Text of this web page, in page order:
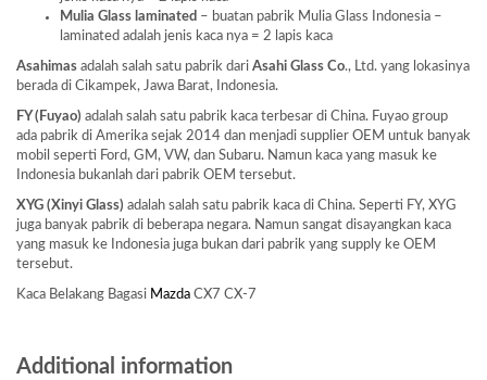
Mulia Glass laminated – buatan pabrik Mulia Glass Indonesia –
laminated adalah jenis kaca nya = 2 lapis kaca
Asahimas adalah salah satu pabrik dari Asahi Glass Co., Ltd. yang lokasinya
berada di Cikampek, Jawa Barat, Indonesia.
FY (Fuyao) adalah salah satu pabrik kaca terbesar di China. Fuyao group
ada pabrik di Amerika sejak 2014 dan menjadi supplier OEM untuk banyak
mobil seperti Ford, GM, VW, dan Subaru. Namun kaca yang masuk ke
Indonesia bukanlah dari pabrik OEM tersebut.
XYG (Xinyi Glass) adalah salah satu pabrik kaca di China. Seperti FY, XYG
juga banyak pabrik di beberapa negara. Namun sangat disayangkan kaca
yang masuk ke Indonesia juga bukan dari pabrik yang supply ke OEM
tersebut.
Kaca Belakang Bagasi Mazda CX7 CX-7
Additional information